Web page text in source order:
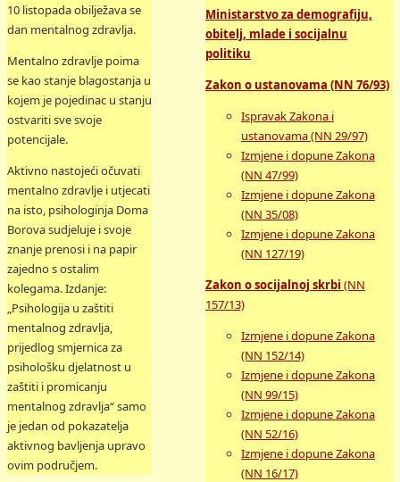
10 listopada obilježava se
dan mentalnog zdravlja.
Mentalno zdravlje poima
se kao stanje blagostanja u
kojem je pojedinac u stanju
ostvariti sve svoje
potencijale.
Aktivno nastojeći očuvati
mentalno zdravlje i utjecati
na isto, psihologinja Doma
Borova sudjeluje i svoje
znanje prenosi i na papir
zajedno s ostalim
kolegama. Izdanje:
„Psihologija u zaštiti
mentalnog zdravlja,
prijedlog smjernica za
psihološku djelatnost u
zaštiti i promicanju
mentalnog zdravlja“ samo
je jedan od pokazatelja
aktivnog bavljenja upravo
ovim područjem.
Ministarstvo za demografiju,
obitelj, mlade i socijalnu
politiku
Zakon o ustanovama (NN 76/93)
Ispravak Zakona i
ustanovama (NN 29/97)
Izmjene i dopune Zakona
(NN 47/99)
Izmjene i dopune Zakona
(NN 35/08)
Izmjene i dopune Zakona
(NN 127/19)
Zakon o socijalnoj skrbi (NN
157/13)
Izmjene i dopune Zakona
(NN 152/14)
Izmjene i dopune Zakona
(NN 99/15)
Izmjene i dopune Zakona
(NN 52/16)
Izmjene i dopune Zakona
(NN 16/17)